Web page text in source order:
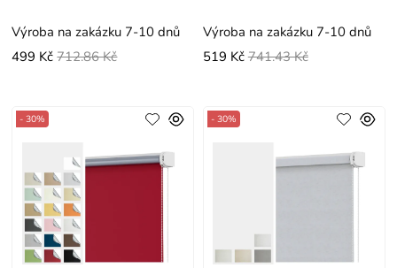
Výroba na zakázku 7-10 dnů
499 Kč 712.86 Kč
Výroba na zakázku 7-10 dnů
519 Kč 741.43 Kč
- 30% - 30%